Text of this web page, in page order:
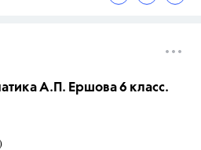
А.П. Ершова 6 класс.